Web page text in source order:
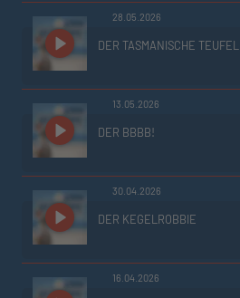
28.05.2026
DER TASMANISCHE TEUFEL
13.05.2026
DER BBBB!
30.04.2026
DER KEGELROBBIE
16.04.2026